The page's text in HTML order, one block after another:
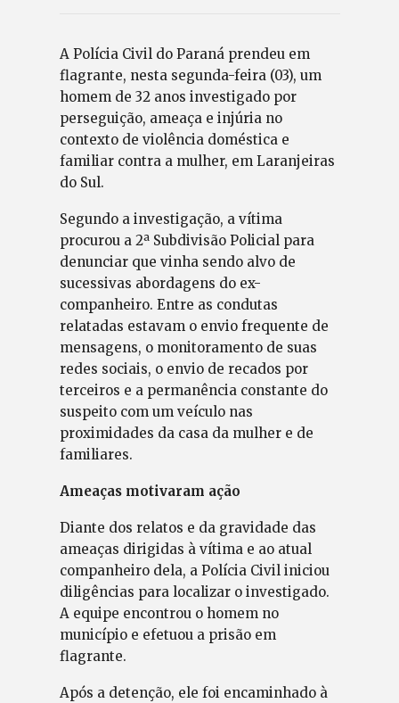
A Polícia Civil do Paraná prendeu em
flagrante, nesta segunda-feira (03), um
homem de 32 anos investigado por
perseguição, ameaça e injúria no
contexto de violência doméstica e
familiar contra a mulher, em Laranjeiras
do Sul.
Segundo a investigação, a vítima
procurou a 2ª Subdivisão Policial para
denunciar que vinha sendo alvo de
sucessivas abordagens do ex-
companheiro. Entre as condutas
relatadas estavam o envio frequente de
mensagens, o monitoramento de suas
redes sociais, o envio de recados por
terceiros e a permanência constante do
suspeito com um veículo nas
proximidades da casa da mulher e de
familiares.
Ameaças motivaram ação
Diante dos relatos e da gravidade das
ameaças dirigidas à vítima e ao atual
companheiro dela, a Polícia Civil iniciou
diligências para localizar o investigado.
A equipe encontrou o homem no
município e efetuou a prisão em
flagrante.
Após a detenção, ele foi encaminhado à